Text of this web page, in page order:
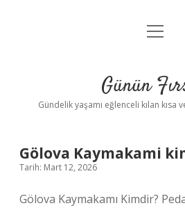
Anasayfa
Yasal Uyarı
menüyü
Günün
Gündelik yaşamı eğlenceli kılan kısa
Gölova Kaymakami
Tarih: Mart 12, 2026
Gölova Kaymakamı Kimdir?